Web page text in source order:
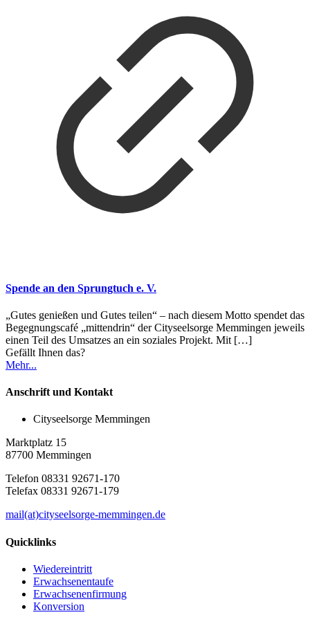
Spende an den Sprungtuch e. V.
„Gutes genießen und Gutes teilen“ – nach diesem Motto spendet das
Begegnungscafé „mittendrin“ der Cityseelsorge Memmingen jeweils
einen Teil des Umsatzes an ein soziales Projekt. Mit […]
Gefällt Ihnen das?
Mehr...
Anschrift und Kontakt
Cityseelsorge Memmingen
Marktplatz 15
87700 Memmingen
Telefon 08331 92671-170
Telefax 08331 92671-179
mail(at)cityseelsorge-memmingen.de
Quicklinks
Wiedereintritt
Erwachsenentaufe
Erwachsenenfirmung
Konversion